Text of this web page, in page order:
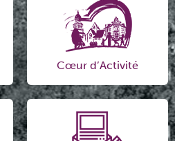
Cœur d’Activité